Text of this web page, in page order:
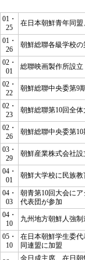
01・
25
在日本朝鮮青年同
01・
26
朝鮮総聯各級学校の
02・
01
総聯映画製作所設立
02・
22
朝鮮総聯中央委第9
02・
23
朝鮮総聯第10回全体
02・
26
朝鮮総聯中央委第
03・
29
朝鮮産業株式会社設
04・
01
朝鮮大学校に民族教
04・
03
朝青第10回大会に
代表団が参加
04・
10
九州地方朝鮮人強制
05・
10
在日本朝鮮学生委
同連盟に加盟
金日成主席、在日朝